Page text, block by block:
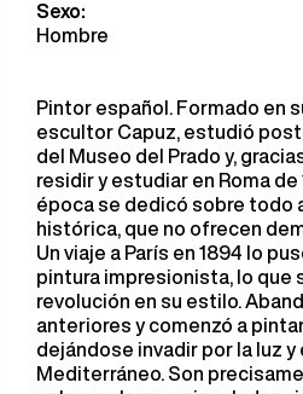
Sexo:
Hombre
Pintor español. Formado en
escultor Capuz, estudió
del Museo del Prado y,
residir y estudiar en Roma de
época se dedicó sobre todo
histórica, que no ofrecen
Un viaje a París en 1894 lo
pintura impresionista, lo que
revolución en su estilo.
anteriores y comenzó a pintar
dejándose invadir por la luz y
Mediterráneo. Son